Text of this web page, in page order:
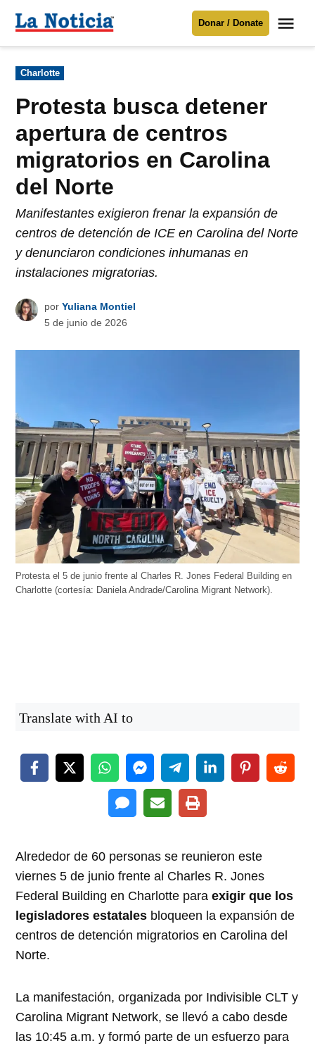
Para mantenerte informado necesitamos
Donar
contenido
Noticia
Donar / Donate
Publicado
en
Charlotte
Protesta busca detener
apertura de centros
migratorios en Carolina
del Norte
Manifestantes exigieron frenar la expansión de
centros de detención de ICE en Carolina del Norte
y denunciaron condiciones inhumanas en
instalaciones migratorias.
por Yuliana Montiel
5 de junio de 2026
Protesta el 5 de junio frente al Charles R. Jones Federal Building en
Charlotte (cortesía: Daniela Andrade/Carolina Migrant Network).
Translate with AI to
Alrededor de 60 personas se reunieron este
viernes 5 de junio frente al Charles R. Jones
Federal Building en Charlotte paraexigir que los
legisladores estatales bloqueen la expansión de
centros de detención migratorios en Carolina del
Norte.
La manifestación, organizada por Indivisible CLT y
Carolina Migrant Network, se llevó a cabo desde
las 10:45 a.m. y formó parte de un esfuerzo para